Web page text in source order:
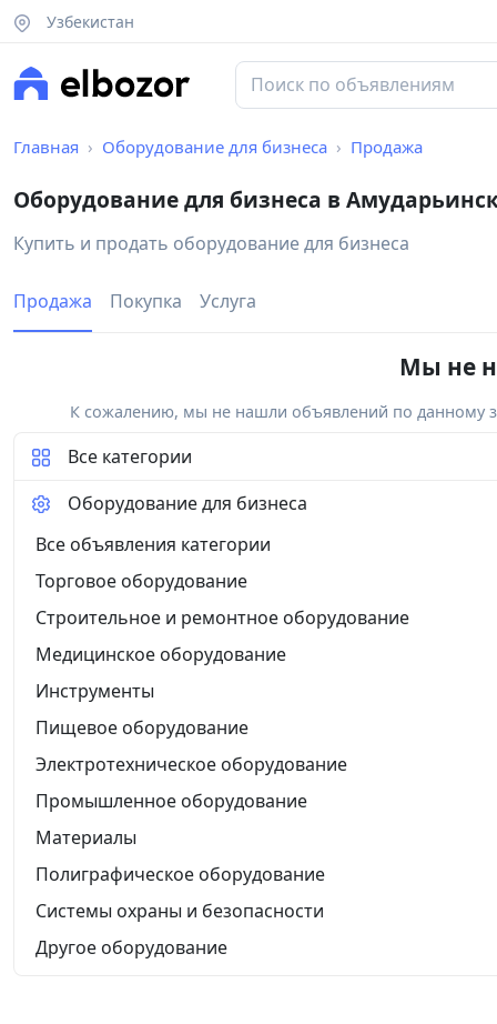
Узбекистан
Главная Оборудование для бизнеса Продажа
Оборудование для бизнеса в
Купить и продать оборудование для бизнеса
Продажа Покупка Услуга
Мы не
К сожалению, мы не нашли объявлений по данному
Все категории
Оборудование для бизнеса
Все объявления категории
Торговое оборудование
Строительное и ремонтное оборудование
Медицинское оборудование
Инструменты
Пищевое оборудование
Электротехническое оборудование
Промышленное оборудование
Материалы
Полиграфическое оборудование
Системы охраны и безопасности
Другое оборудование